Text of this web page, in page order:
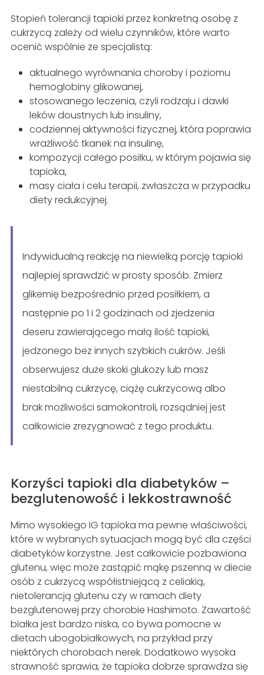
Stopień tolerancji tapioki przez konkretną osobę z
cukrzycą zależy od wielu czynników, które warto
ocenić wspólnie ze specjalistą:
aktualnego wyrównania choroby i poziomu
hemoglobiny glikowanej,
stosowanego leczenia, czyli rodzaju i dawki
leków doustnych lub insuliny,
codziennej aktywności fizycznej, która poprawia
wrażliwość tkanek na insulinę,
kompozycji całego posiłku, w którym pojawia się
tapioka,
masy ciała i celu terapii, zwłaszcza w przypadku
diety redukcyjnej.
Indywidualną reakcję na niewielką porcję tapioki
najlepiej sprawdzić w prosty sposób. Zmierz
glikemię bezpośrednio przed posiłkiem, a
następnie po 1 i 2 godzinach od zjedzenia
deseru zawierającego małą ilość tapioki,
jedzonego bez innych szybkich cukrów. Jeśli
obserwujesz duże skoki glukozy lub masz
niestabilną cukrzycę, ciążę cukrzycową albo
brak możliwości samokontroli, rozsądniej jest
całkowicie zrezygnować z tego produktu.
Korzyści tapioki dla diabetyków –
bezglutenowość i lekkostrawność
Mimo wysokiego IG tapioka ma pewne właściwości,
które w wybranych sytuacjach mogą być dla części
diabetyków korzystne. Jest całkowicie pozbawiona
glutenu, więc może zastąpić mąkę pszenną w diecie
osób z cukrzycą współistniejącą z celiakią,
nietolerancją glutenu czy w ramach diety
bezglutenowej przy chorobie Hashimoto. Zawartość
białka jest bardzo niska, co bywa pomocne w
dietach ubogobiałkowych, na przykład przy
niektórych chorobach nerek. Dodatkowo wysoka
strawność sprawia, że tapioka dobrze sprawdza się